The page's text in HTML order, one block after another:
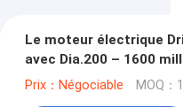
Le moteur électrique
avec Dia.200 – 1600
d'hydroélectricité
Prix：Négociable MOQ：